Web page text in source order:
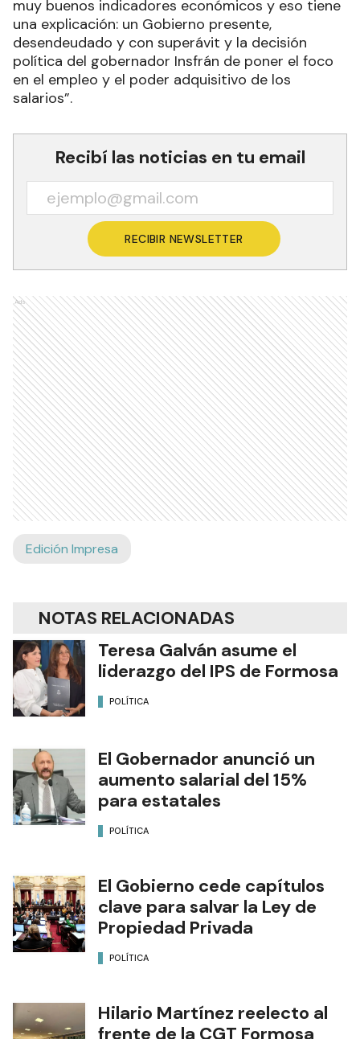
muy buenos indicadores económicos y eso tiene
una explicación: un Gobierno presente,
desendeudado y con superávit y la decisión
política del gobernador Insfrán de poner el foco
en el empleo y el poder adquisitivo de los
salarios”.
Recibí las noticias en tu email
RECIBIR NEWSLETTER
Ads
Edición Impresa
NOTAS RELACIONADAS
Teresa Galván asume el
liderazgo del IPS de Formosa
POLÍTICA
El Gobernador anunció un
aumento salarial del 15%
para estatales
POLÍTICA
El Gobierno cede capítulos
clave para salvar la Ley de
Propiedad Privada
POLÍTICA
Hilario Martínez reelecto al
frente de la CGT Formosa